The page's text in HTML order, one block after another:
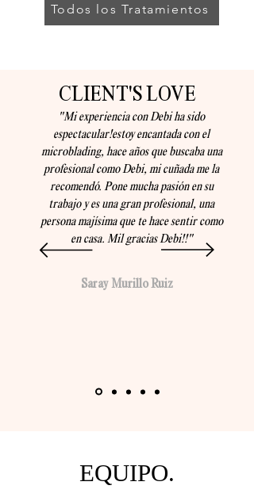
Todos los Tratamientos
CLIENT'S LOVE
"Mi experiencia con Debi ha sido
espectacular!estoy encantada con el
microblading, hace años que buscaba una
profesional como Debi, mi cuñada me la
recomendó. Pone mucha pasión en su
trabajo y es una gran profesional, una
persona majísima que te hace sentir como
en casa. Mil gracias Debi!!"
Saray Murillo Ruiz
EQUIPO.